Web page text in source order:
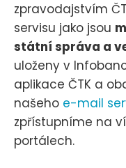
zpravodajstvím
servisu jako jsou
státní správa a
uloženy v
aplikace ČTK a
našeho e-mail
zpřístupníme na
portálech.